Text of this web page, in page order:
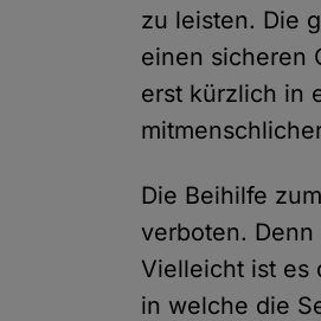
zu leisten. Die
einen sicheren
erst kürzlich in
Die Beihilfe
verboten.
Vielleicht ist es
in welche die